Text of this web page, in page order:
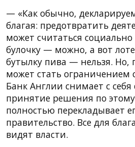
— «Как обычно,
благая: предотвратить
может считаться
булочку — можно, а вот
бутылку пива — нельзя. Но,
может стать ограничением
Банк Англии снимает с себя
принятие решения по
полностью перекладывает
правительство. Все для
видят власти.